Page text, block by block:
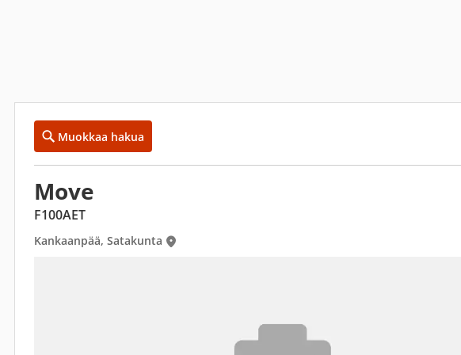
Muokkaa hakua
Move
F100AET
Kankaanpää, Satakunta